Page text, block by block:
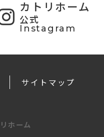
カトリホーム
公式
Instagram
サイトマップ
ホーム